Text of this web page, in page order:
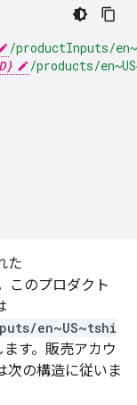
/productInputs/
/products/
た
このプロダクト
en~US~tshi
す。販売アカウ
次の構造に従いま